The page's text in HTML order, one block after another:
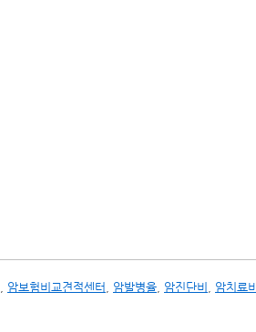
암보험비교견적센터 암발병율 암진단비 암치료비